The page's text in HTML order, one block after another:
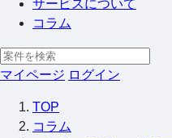
サービスについて
コラム
マイページ ログイン
TOP
コラム